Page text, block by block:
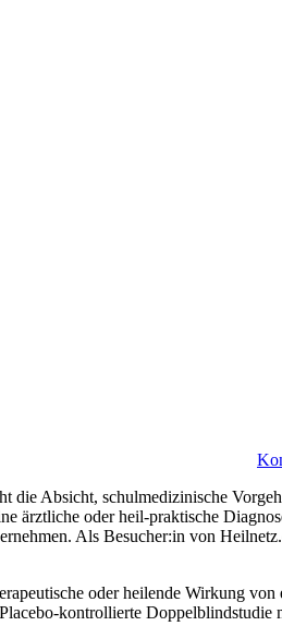
Absicht, schulmedizinische
ärztliche oder heil-praktische
Als Besucher:in von
oder heilende Wirkung
kontrollierte